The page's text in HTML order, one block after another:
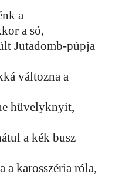
a
a só,
Jutadomb-púpja
változna a
hüvelyknyit,
a kék busz
a karosszéria róla,